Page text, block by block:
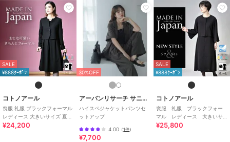
SALE
¥888ｸｰﾎﾟﾝ
コトノアール
喪服 礼服 ブラックフォーマル
レディース 大きいサイズ 夏物
夏用 日本製
¥24,200
30%OFF
アーバンリサーチ サニーレーベル
ハイスペジャケットパンツセ
ットアップ
4.00 （1件）
¥7,700
SALE
¥888ｸｰﾎﾟﾝ
コトノアール
喪服 礼服 ブラックフォー
マル レディース 大きいサ
イズ 夏 夏用 日本製
¥25,800